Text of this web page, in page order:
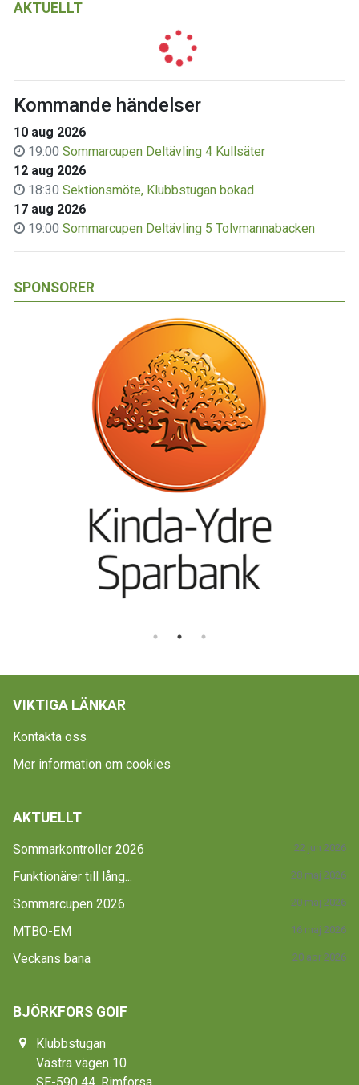
AKTUELLT
Kommande händelser
10 aug 2026
19:00 Sommarcupen Deltävling 4 Kullsäter
12 aug 2026
18:30 Sektionsmöte, Klubbstugan bokad
17 aug 2026
19:00 Sommarcupen Deltävling 5 Tolvmannabacken
SPONSORER
VIKTIGA LÄNKAR
Kontakta oss
Mer information om cookies
AKTUELLT
Sommarkontroller 2026 22 jun 2026
Funktionärer till lång... 28 maj 2026
Sommarcupen 2026 20 maj 2026
MTBO-EM 16 maj 2026
Veckans bana 20 apr 2026
BJÖRKFORS GOIF
Klubbstugan
Västra vägen 10